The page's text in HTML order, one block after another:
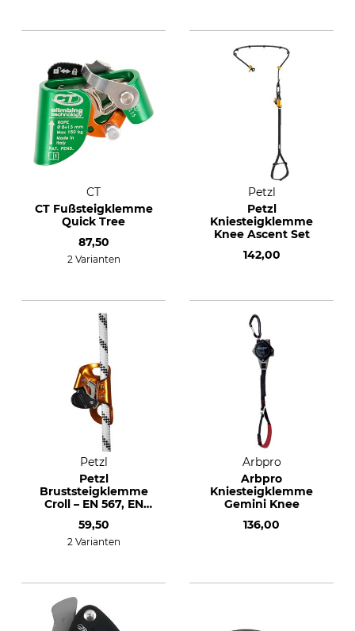
CT
CT Fußsteigklemme
Quick Tree
87,50
2 Varianten
Petzl
Petzl
Kniesteigklemme
Knee Ascent Set
142,00
Petzl
Petzl
Bruststeigklemme
Croll – EN 567, EN
59,50
2 Varianten
Arbpro
Arbpro
Kniesteigklemme
Gemini Knee
136,00